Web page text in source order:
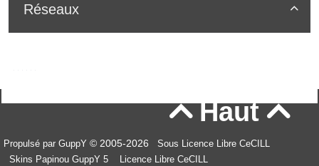

Réseaux
Haut
Propulsé par GuppY © 2005-2026
Sous Licence Libre CeCILL
Skins Papinou GuppY 5
Licence Libre CeCILL